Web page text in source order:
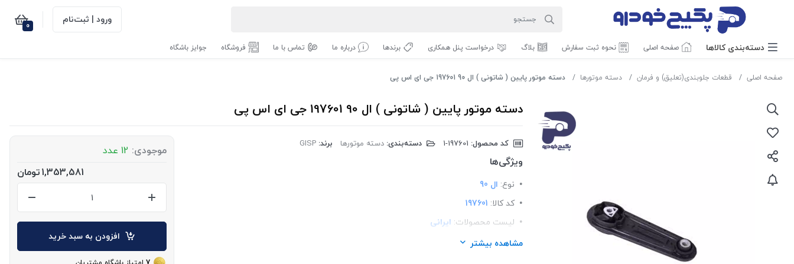
ورود | ثبت‌نام 0
دسته‌بندی‌ کالاها صفحه اصلی نحوه ثبت سفارش بلاگ درخواست پنل همکاری برندها درباره ما تماس با ما فروشگاه جوایز باشگاه
صفحه اصلی قطعات جلوبندی(تعلیق) و فرمان دسته موتورها دسته موتور پایین ( شاتونی ) ال 90 197601 جی ای اس پی
دسته موتور پایین ( شاتونی ) ال 90 197601 جی ای اس پی
کد محصول: دسته‌بندی: دسته موتورها برند: GISP
ویژگی‌ها
نوع: ال 90
کد کالا: 197601
لیست محصولات: ایرانی
برند:GISP
مشاهده بیشتر
موجودی: 12 عدد
1,353,581تومان
افزودن به سبد خرید